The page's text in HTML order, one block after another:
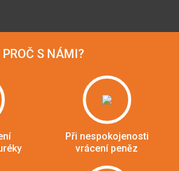
PROČ S NÁMI?
Při nespokojenosti
vrácení peněz